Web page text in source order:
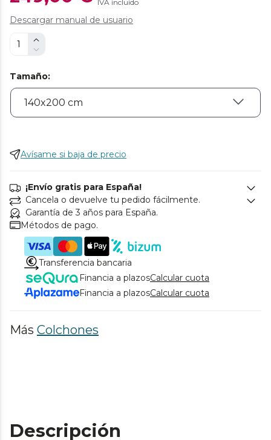
IVA incluido
Descargar manual de usuario
Tamaño:
Avísame si baja de precio
¡Envío gratis para España!
Cancela o devuelve tu pedido fácilmente.
Garantía de 3 años para España.
Métodos de pago.
Transferencia bancaria
Financia a plazosCalcular cuota
Financia a plazosCalcular cuota
Más Colchones
Descripción